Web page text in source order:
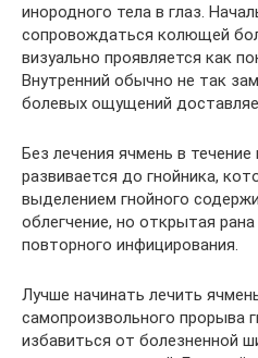
инородного тела в глаз.
сопровождаться колющей
визуально проявляется как
Внутренний обычно не так
болевых ощущений
Без лечения ячмень в течение
развивается до гнойника,
выделением гнойного
облегчение, но открытая
повторного инфицирования.
Лучше начинать лечить
самопроизвольного прорыва
избавиться от болезненной